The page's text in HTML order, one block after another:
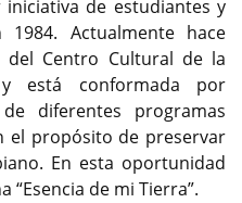
de estudiantes y
Actualmente hace
Centro Cultural de la
está conformada por
diferentes programas
el propósito de preservar
En esta oportunidad
“Esencia de mi Tierra”.